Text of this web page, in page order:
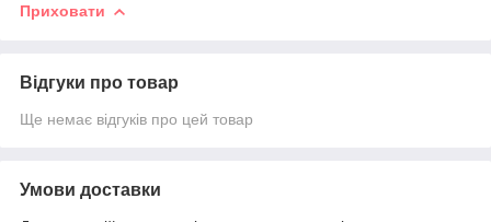
Приховати
Відгуки про товар
Ще немає відгуків про цей товар
Умови доставки